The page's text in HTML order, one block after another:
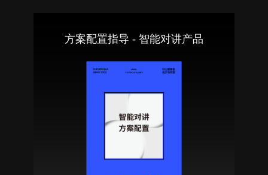
方案配置指导 - 智能对讲产品